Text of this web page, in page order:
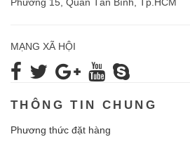
MẠNG XÃ HỘI
THÔNG TIN CHUNG
Phương thức đặt hàng